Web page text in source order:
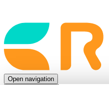
Back
to
frontpage
Open navigation